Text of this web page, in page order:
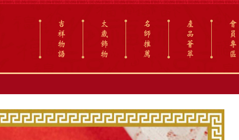
吉
祥
物
語
太
歲
飾
物
名
師
推
薦
產
品
薈
萃
會
員
專
區